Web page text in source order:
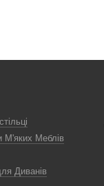
М'яких Меблів
Диванів